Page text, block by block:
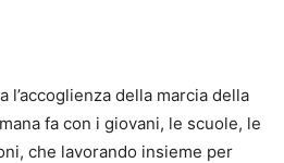
l’accoglienza della marcia della
fa con i giovani, le scuole, le
che lavorando insieme per